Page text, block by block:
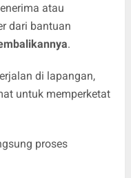
atau
dari bantuan
.
di lapangan,
untuk memperketat
proses